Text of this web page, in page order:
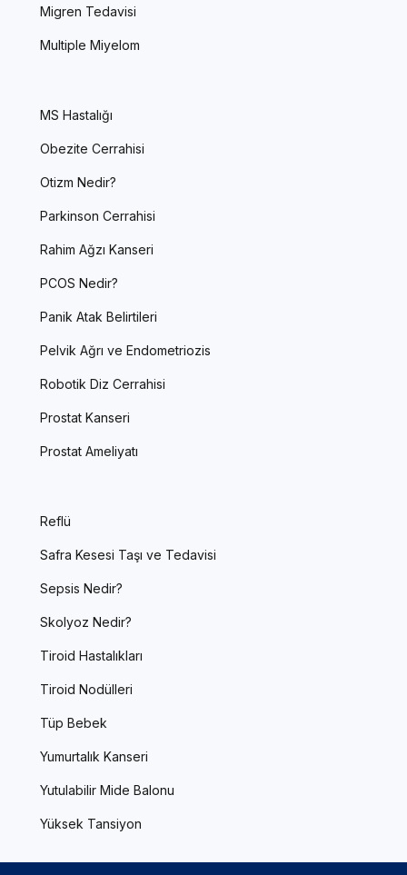
Migren Tedavisi
Multiple Miyelom
MS Hastalığı
Obezite Cerrahisi
Otizm Nedir?
Parkinson Cerrahisi
Rahim Ağzı Kanseri
PCOS Nedir?
Panik Atak Belirtileri
Pelvik Ağrı ve Endometriozis
Robotik Diz Cerrahisi
Prostat Kanseri
Prostat Ameliyatı
Reflü
Safra Kesesi Taşı ve Tedavisi
Sepsis Nedir?
Skolyoz Nedir?
Tiroid Hastalıkları
Tiroid Nodülleri
Tüp Bebek
Yumurtalık Kanseri
Yutulabilir Mide Balonu
Yüksek Tansiyon